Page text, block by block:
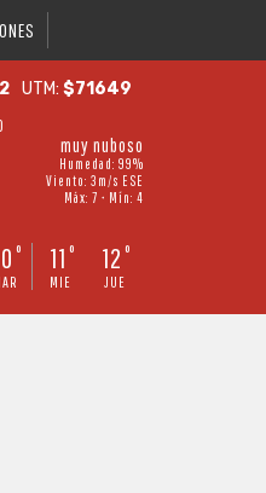
UTM:$71649
muy nuboso
Humedad: 99%
Viento: 3m/s ESE
Máx: 7 • Mín: 4
° 11 °
MIE
12 °
JUE